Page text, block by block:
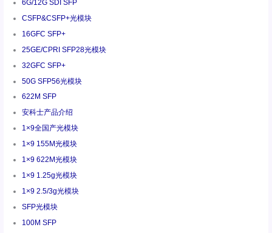
6G/12G SDI SFP
CSFP&CSFP+光模块
16GFC SFP+
25GE/CPRI SFP28光模块
32GFC SFP+
50G SFP56光模块
622M SFP
安科士产品介绍
1×9全国产光模块
1×9 155M光模块
1×9 622M光模块
1×9 1.25g光模块
1×9 2.5/3g光模块
SFP光模块
100M SFP